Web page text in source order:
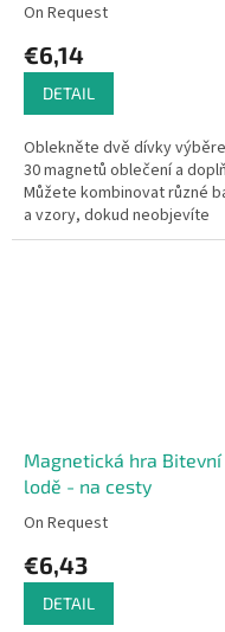
On Request
€6,14
DETAIL
Oblekněte dvě dívky
30 magnetů oblečení a
Můžete kombinovat různé
a vzory, dokud neobjevíte
nejslušivější kombinaci. Hra
Magnetická hra Bitevní
lodě - na cesty
On Request
€6,43
DETAIL